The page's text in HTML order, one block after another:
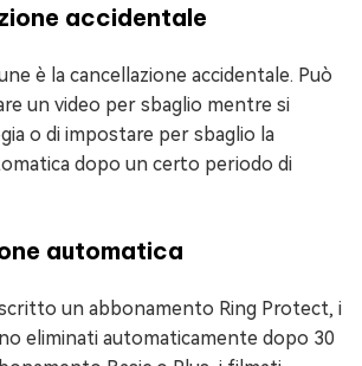
accidentale
è la cancellazione accidentale. Può
un video per sbaglio mentre si
o di impostare per sbaglio la
dopo un certo periodo di
automatica
un abbonamento Ring Protect, i
eliminati automaticamente dopo 30